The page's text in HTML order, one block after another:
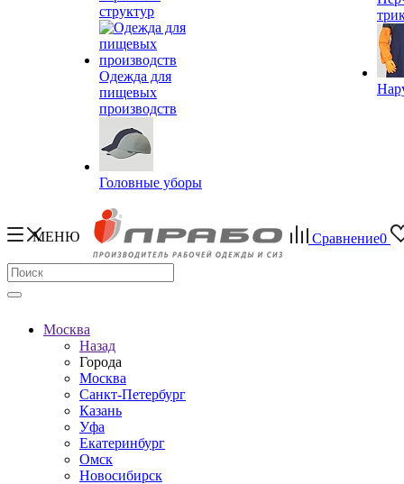
структур
Одежда для
пищевых
производств
Головные уборы
МЕНЮ Сравнение0
Москва
Назад
Города
Москва
Санкт-Петербург
Казань
Уфа
Екатеринбург
Омск
Новосибирск